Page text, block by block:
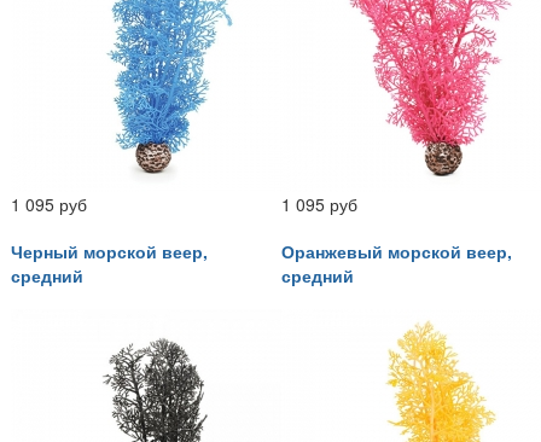
1 095 руб
1 095 руб
Черный морской веер,
средний
Оранжевый морской веер,
средний